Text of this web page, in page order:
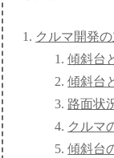
クルマ開発
傾斜台
傾斜台
路面状
クルマ
傾斜台